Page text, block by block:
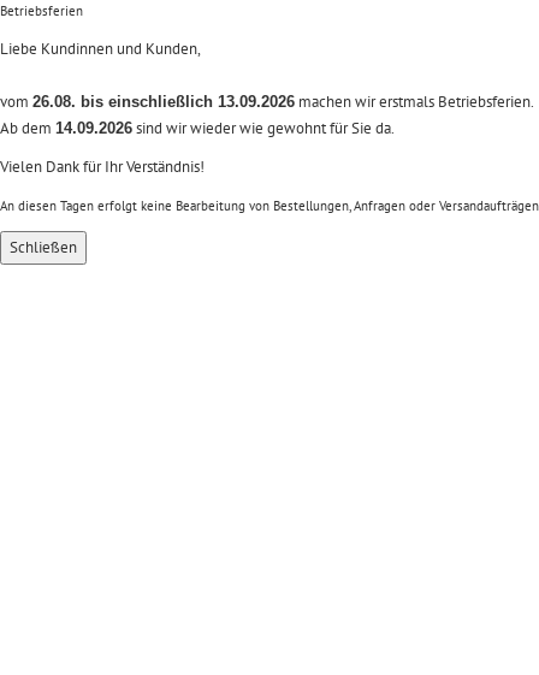
Betriebsferien
Liebe Kundinnen und Kunden,
vom 26.08. bis einschließlich 13.09.2026 machen wir erstmals Betriebsferien.
Ab dem 14.09.2026 sind wir wieder wie gewohnt für Sie da.
Vielen Dank für Ihr Verständnis!
An diesen Tagen erfolgt keine Bearbeitung von Bestellungen, Anfragen oder
Schließen